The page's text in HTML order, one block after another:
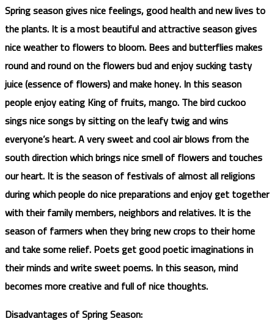
Spring season gives nice feelings, good health and new lives to
the plants. It is a most beautiful and attractive season gives
nice weather to flowers to bloom. Bees and butterflies makes
round and round on the flowers bud and enjoy sucking tasty
juice (essence of flowers) and make honey. In this season
people enjoy eating King of fruits, mango. The bird cuckoo
sings nice songs by sitting on the leafy twig and wins
everyone’s heart. A very sweet and cool air blows from the
south direction which brings nice smell of flowers and touches
our heart. It is the season of festivals of almost all religions
during which people do nice preparations and enjoy get together
with their family members, neighbors and relatives. It is the
season of farmers when they bring new crops to their home
and take some relief. Poets get good poetic imaginations in
their minds and write sweet poems. In this season, mind
becomes more creative and full of nice thoughts.
Disadvantages of Spring Season: